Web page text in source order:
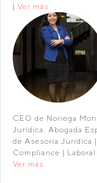
| Ver más
CEO de Noriega
Jurídica. Abogada
de Asesoría Jurídica
Compliance |
Ver más